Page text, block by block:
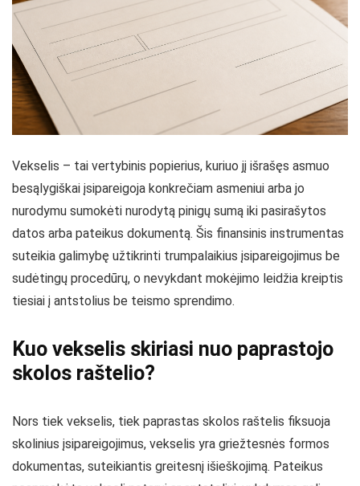
Vekselis – tai vertybinis popierius, kuriuo jį išrašęs asmuo
besąlygiškai įsipareigoja konkrečiam asmeniui arba jo
nurodymu sumokėti nurodytą pinigų sumą iki pasirašytos
datos arba pateikus dokumentą. Šis finansinis instrumentas
suteikia galimybę užtikrinti trumpalaikius įsipareigojimus be
sudėtingų procedūrų, o nevykdant mokėjimo leidžia kreiptis
tiesiai į antstolius be teismo sprendimo.
Kuo vekselis skiriasi nuo paprastojo
skolos raštelio?
Nors tiek vekselis, tiek paprastas skolos raštelis fiksuoja
skolinius įsipareigojimus, vekselis yra griežtesnės formos
dokumentas, suteikiantis greitesnį išieškojimą. Pateikus